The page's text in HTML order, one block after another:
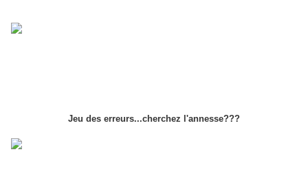
Jeu des erreurs...cherchez l'annesse???